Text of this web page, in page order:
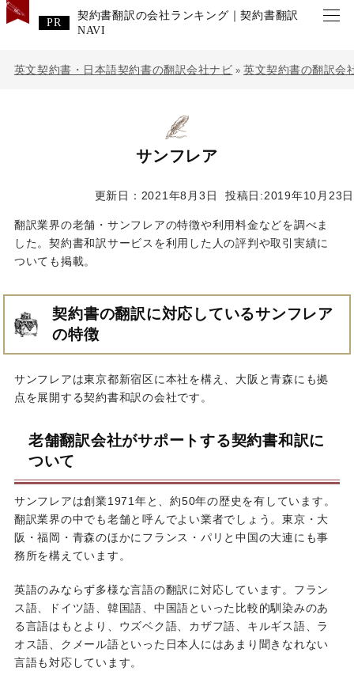
契約書翻訳の会社ランキング｜契約書翻訳
NAVI
英文契約書・日本語契約書の翻訳会社ナビ »英文契約書の翻訳会
サンフレア
更新日：2021年8月3日 投稿日:2019年10月23日
翻訳業界の老舗・サンフレアの特徴や利用料金などを調べま
した。契約書和訳サービスを利用した人の評判や取引実績に
ついても掲載。
契約書の翻訳に対応しているサンフレア
の特徴
サンフレアは東京都新宿区に本社を構え、大阪と青森にも拠
点を展開する契約書和訳の会社です。
老舗翻訳会社がサポートする契約書和訳に
ついて
サンフレアは創業1971年と、約50年の歴史を有しています。
翻訳業界の中でも老舗と呼んでよい業者でしょう。東京・大
阪・福岡・青森のほかにフランス・パリと中国の大連にも事
務所を構えています。
英語のみならず多様な言語の翻訳に対応しています。フラン
ス語、ドイツ語、韓国語、中国語といった比較的馴染みのあ
る言語はもとより、ウズベク語、カザフ語、キルギス語、ラ
オス語、クメール語といった日本人にはあまり聞きなれない
言語も対応しています。